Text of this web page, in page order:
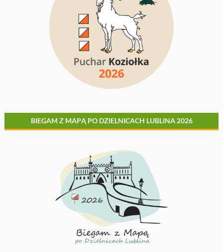
BIEGAM Z MAPĄ PO DZIELNICACH LUBLINA 2026